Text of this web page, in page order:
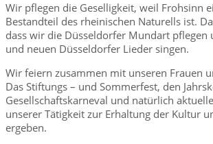
Wir pflegen die Geselligkeit, weil Frohsinn
Bestandteil des rheinischen Naturells ist.
dass wir die Düsseldorfer Mundart pflegen
und neuen Düsseldorfer Lieder singen.
Wir feiern zusammen mit unseren Frauen
Das Stiftungs – und Sommerfest, den
Gesellschaftskarneval und natürlich
unserer Tätigkeit zur Erhaltung der Kultur
ergeben.